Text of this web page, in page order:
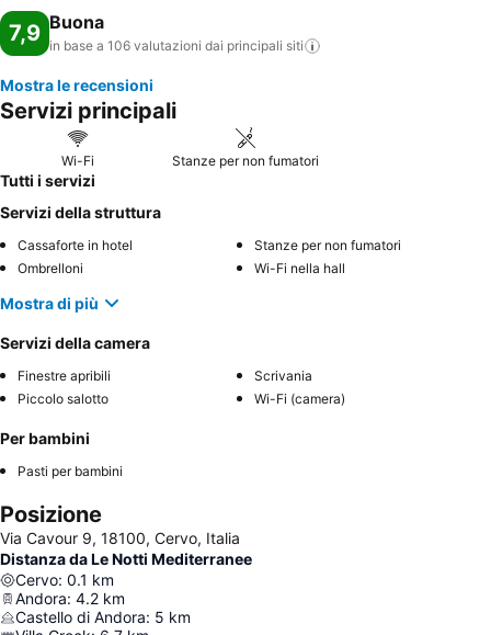
7,9 Buona
in base a 106 valutazioni dai principali siti
Mostra le recensioni
Servizi principali
Wi-Fi Stanze per non fumatori
Tutti i servizi
Servizi della struttura
Cassaforte in hotel
Stanze per non fumatori
Ombrelloni
Wi-Fi nella hall
Mostra di più
Servizi della camera
Finestre apribili
Scrivania
Piccolo salotto
Wi-Fi (camera)
Per bambini
Pasti per bambini
Posizione
Via Cavour 9, 18100, Cervo, Italia
Distanza da Le Notti Mediterranee
Cervo: 0.1 km
Andora: 4.2 km
Castello di Andora: 5 km